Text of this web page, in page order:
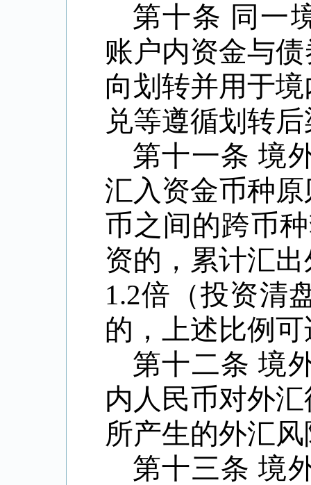
第十条 同一
账户内资金与
向划转并用于
兑等遵循划转
第十一条 境
汇入资金币种
币之间的跨币
资的，累计汇
1.2倍（投资清
的，上述比例
第十二条 境
内人民币对外
所产生的外汇
第十三条 境